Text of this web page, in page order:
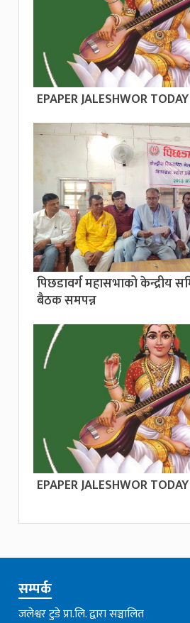
EPAPER JALESHWOR
पिछडावर्ग महासभाको केन्द्रीय
बैठक समपन्न
EPAPER JALESHWOR
सम्पर्क
जलेश्वर टुडे प्रा.लि. द्वारा सञ्चालित